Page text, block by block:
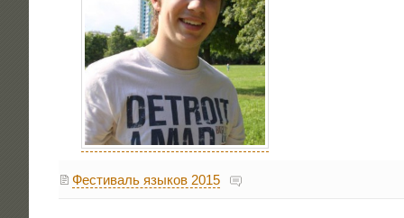
Фестиваль языков 2015